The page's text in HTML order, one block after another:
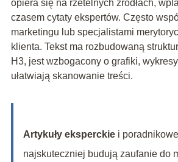
opiera się na rzetelnych źródłach,
czasem cytaty ekspertów. Często
marketingu lub specjalistami
klienta. Tekst ma rozbudowaną
H3, jest wzbogacony o grafiki,
ułatwiają skanowanie treści.
Artykuły eksperckiei
najskuteczniej budują zaufanie do